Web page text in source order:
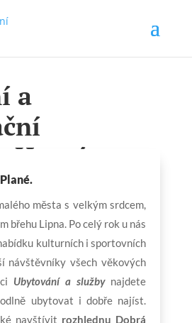
a
Horní
města s velkým srdcem,
břehu Lipna. Po celý rok u nás
kulturních i sportovních
návštěvníky všech věkových
Ubytování a službynajdete
ubytovat i dobře najíst.
navštívit rozhlednu Dobrá